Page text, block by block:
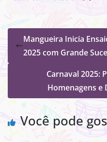
Mangueira Inicia
2025 com Grande
Carnaval 2025:
Homenagens e
Você pode